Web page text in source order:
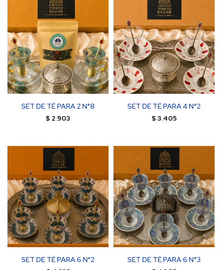
SET DE TÉ PARA 2 N°8
$ 2.903
SET DE TÉ PARA 4 N°2
$ 3.405
SET DE TÉ PARA 6 N°2 SET DE TÉ PARA 6 N°3